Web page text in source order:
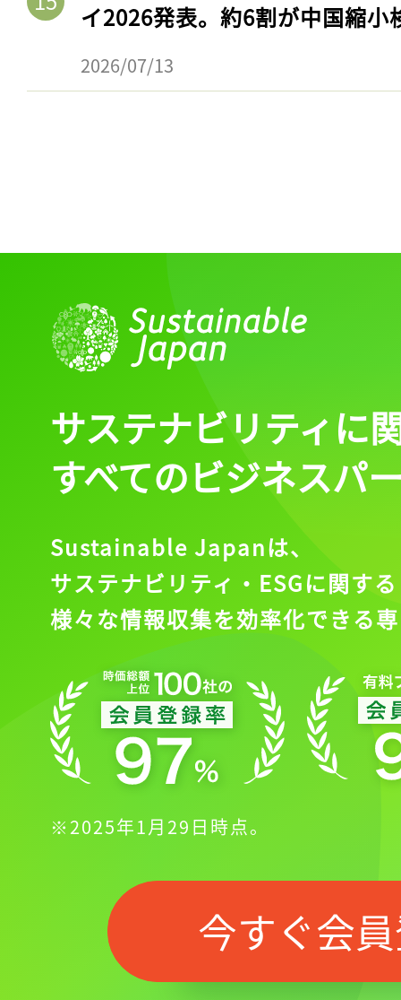
イ2026発表。約6割が中国縮小
2026/07/13
サステナビリティに
すべてのビジネスパ
Sustainable Japanは、
サステナビリティ・ESGに関する
様々な情報収集を効率化できる
※2025年1月29日時点。
今すぐ会